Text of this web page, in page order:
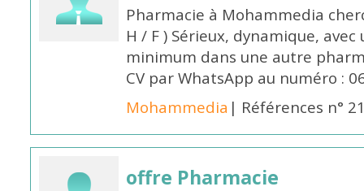
Pharmacie à Mohammedia
H / F ) Sérieux, dynamique,
minimum dans une autre
CV par WhatsApp au numéro :
Mohammedia | Références n°
offre Pharmacie